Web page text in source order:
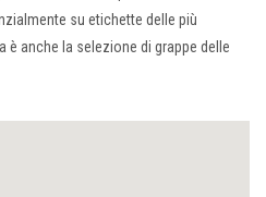
su etichette delle più
è anche la selezione di grappe delle